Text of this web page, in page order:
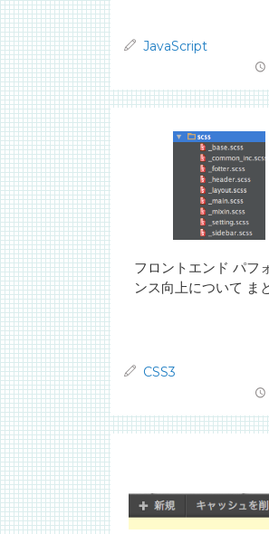
JavaScript
フロントエンド パフ
ンス向上について ま
CSS3